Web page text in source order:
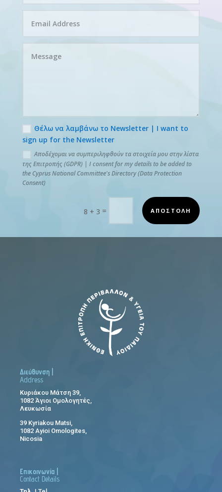
Θέλω να λαμβάνω το Newsletter | I want to
sign up for the Newsletter
Αποδέχομαι να συμπεριληφθούν τα στοιχεία μου στην λίστα
της Επιτροπής (GDPR) | I consent for my details to be added to
the Cyprus National Committee's Directory (Data Protection
Consent)
8 + 3 = ΑΠΟΣΤΟΛΗ
Διεύθυνση |
Address
Κυριάκου Μάτση 39,
1082 Άγιοι Ομολογητές,
Λευκωσία
39 Kyriakou Matsi,
1082 Ayioi Omologites,
Nicosia
Επικοινωνία |
Contact Details